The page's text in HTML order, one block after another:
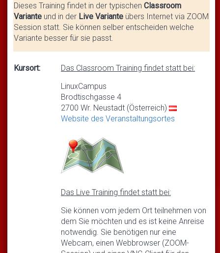
Dieses Training findet in der typischen Classroom
Variante und in der Live Variante übers Internet via ZOOM
Session statt. Sie können selber entscheiden welche
Variante besser für sie passt.
Kursort:
Das Classroom Training findet statt bei:
LinuxCampus
Brodtischgasse 4
2700 Wr. Neustadt (Österreich)
Website des Veranstaltungsortes
Das Live Training findet statt bei:
Sie können vom jedem Ort teilnehmen von
dem Sie möchten und es ist keine Anreise
notwendig. Sie benötigen nur eine
Webcam, einen Webbrowser (ZOOM-